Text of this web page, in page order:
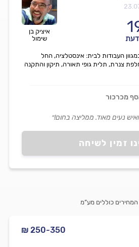
איציק בן
שימול
דעת
זמין לשיחה
ל-10 שנים במגוון העבודות לבית: אינסטלציה, החל
צנרת, תלית גופי תאורה, תיקון והתקנה
מכרכור
נעים מאוד. ממליצה בחום!״
המחירים כוללים מע”מ
₪ 250-350